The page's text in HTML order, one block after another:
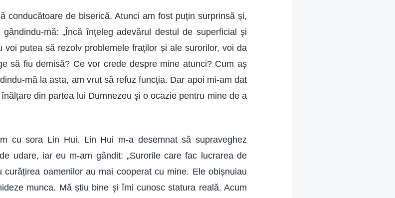
conducătoare de biserică. Atunci am fost puțin surprinsă și,
mă: „Încă înțeleg adevărul destul de superficial și
voi putea să rezolv problemele fraților și ale surorilor, voi da
să fiu demisă? Ce vor crede despre mine atunci? Cum aș
mă la asta, am vrut să refuz funcția. Dar apoi mi-am dat
din partea lui Dumnezeu și o ocazie pentru mine de a
cu sora Lin Hui. Lin Hui m-a desemnat să supraveghez
udare, iar eu m-am gândit: „Surorile care fac lucrarea de
curățirea oamenilor au mai cooperat cu mine. Ele obișnuiau
munca. Mă știu bine și îmi cunosc statura reală. Acum